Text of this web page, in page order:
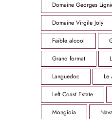
Domaine Georges
Domaine Virgile Joly
Faible alcool
Grand format
Languedoc Le
Left Coast Estate
Mongioia